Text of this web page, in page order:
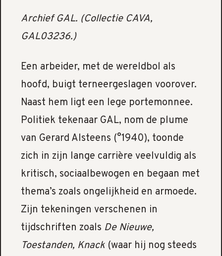
Archief GAL. (Collectie CAVA,
GAL03236.)
Een arbeider, met de wereldbol als
hoofd, buigt terneergeslagen voorover.
Naast hem ligt een lege portemonnee.
Politiek tekenaar GAL, nom de plume
van Gerard Alsteens (°1940), toonde
zich in zijn lange carrière veelvuldig als
kritisch, sociaalbewogen en begaan met
thema’s zoals ongelijkheid en armoede.
Zijn tekeningen verschenen in
tijdschriften zoals De Nieuwe,
Toestanden, Knack(waar hij nog steeds